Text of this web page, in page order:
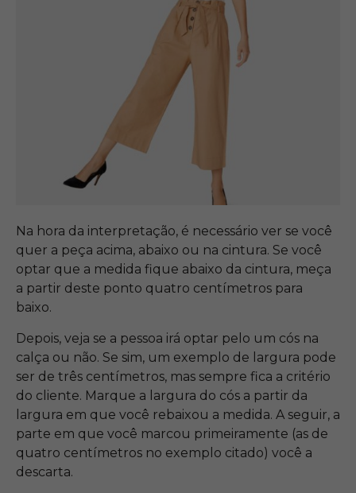
Na hora da interpretação, é necessário ver se você
quer a peça acima, abaixo ou na cintura. Se você
optar que a medida fique abaixo da cintura, meça
a partir deste ponto quatro centímetros para
baixo.
Depois, veja se a pessoa irá optar pelo um cós na
calça ou não. Se sim, um exemplo de largura pode
ser de três centímetros, mas sempre fica a critério
do cliente. Marque a largura do cós a partir da
largura em que você rebaixou a medida. A seguir, a
parte em que você marcou primeiramente (as de
quatro centímetros no exemplo citado) você a
descarta.